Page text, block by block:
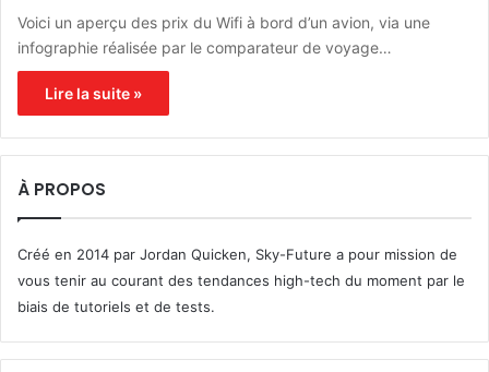
Voici un aperçu des prix du Wifi à bord d’un avion, via une
infographie réalisée par le comparateur de voyage…
Lire la suite »
À PROPOS
Créé en 2014 par Jordan Quicken, Sky-Future a pour mission de
vous tenir au courant des tendances high-tech du moment par le
biais de tutoriels et de tests.